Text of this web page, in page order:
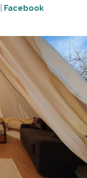
Facebook